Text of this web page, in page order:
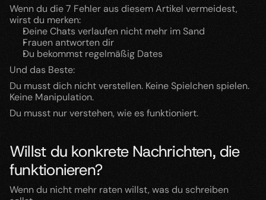
Wenn du die 7 Fehler aus diesem Artikel vermeidest,
wirst du merken:
Deine Chats verlaufen nicht mehr im Sand
Frauen antworten dir
Du bekommst regelmäßig Dates
Und das Beste:
Du musst dich nicht verstellen. Keine Spielchen spielen.
Keine Manipulation.
Du musst nur verstehen, wie es funktioniert.
Willst du konkrete Nachrichten, die
funktionieren?
Wenn du nicht mehr raten willst, was du schreiben